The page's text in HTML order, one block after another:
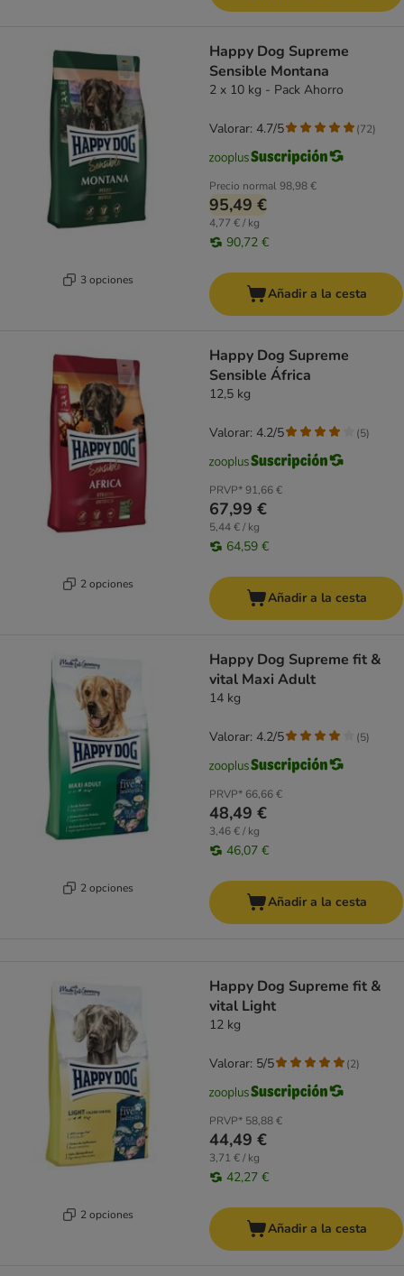
3 opciones
Happy Dog Supreme
Sensible Montana
2 x 10 kg - Pack Ahorro
Precio normal98,98 €
95,49 €
4,77 € / kg
90,72 €
Valorar: 4.7/5 (72)
Añadir a la cesta
2 opciones
Happy Dog Supreme
Sensible África
12,5 kg
PRVP*91,66 €
67,99 €
5,44 € / kg
64,59 €
Valorar: 4.2/5 (5)
Añadir a la cesta
2 opciones
Happy Dog Supreme fit &
vital Maxi Adult
14 kg
PRVP* 66,66 €
48,49 €
3,46 € / kg
46,07 €
Valorar: 4.2/5 (5)
Añadir a la cesta
2 opciones
Happy Dog Supreme fit &
vital Light
12 kg
PRVP* 58,88 €
44,49 €
3,71 € / kg
42,27 €
Valorar: 5/5 (2)
Añadir a la cesta